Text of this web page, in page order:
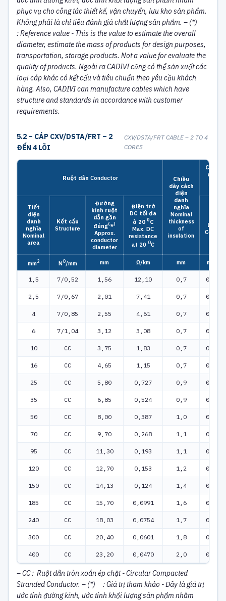
phục vụ cho công tác thiết kế, vận chuyển, lưu kho sản phẩm.
Không phải là chỉ tiêu đánh giá chất lượng sản phẩm. – (*)
:Reference value - This is the value to estimate the overall
diameter, estimate the mass of products for design purposes,
transportation, storage products. Not a value for evaluate the
quality of products. Ngoài ra CADIVI cũng có thể sản xuất các
loại cáp khác có kết cấu và tiêu chuẩn theo yêu cầu khách
hàng. Also, CADIVI can manufacture cables which have
structure and standards in accordance with customer
requirements.
5.2 – CÁP CXV/DSTA/FRT – 2
ĐẾN 4 LÕI
CXV/DSTA/FRT CABLE – 2 TO 4
CORES
Ruột dẫn Conductor
Chiều
dày cách
điện
danh
nghĩa
Nominal
thickness
of
insulation
Chiều
danh
Tiết
diện
danh
nghĩa
Nominal
area
Kết cấu
Structure
Đường
kính ruột
dẫn gần
đúng(*)
Approx.
conductor
diameter
Điện trở
DC tối đa
ở 20 0C
Max. DC
resistance
at 20 0C
Lõi
Core
mm2 N0/mm mm Ω/km mm mm
1,5 7/0,52 1,56 12,10 0,7 0,2
2,5 7/0,67 2,01 7,41 0,7 0,2
4 7/0,85 2,55 4,61 0,7 0,2
6 7/1,04 3,12 3,08 0,7 0,2
10 CC 3,75 1,83 0,7 0,2
16 CC 4,65 1,15 0,7 0,2
25 CC 5,80 0,727 0,9 0,2
35 CC 6,85 0,524 0,9 0,2
50 CC 8,00 0,387 1,0 0,2
70 CC 9,70 0,268 1,1 0,2
95 CC 11,30 0,193 1,1 0,2
120 CC 12,70 0,153 1,2 0,5
150 CC 14,13 0,124 1,4 0,5
185 CC 15,70 0,0991 1,6 0,5
240 CC 18,03 0,0754 1,7 0,5
300 CC 20,40 0,0601 1,8 0,5
400 CC 23,20 0,0470 2,0 0,5
– CC : Ruột dẫn tròn xoắn ép chặt - Circular Compacted
Stranded Conductor. – (*) : Giá trị tham khảo - Đây là giá trị
ước tính đường kính, ước tính khối lượng sản phẩm nhằm